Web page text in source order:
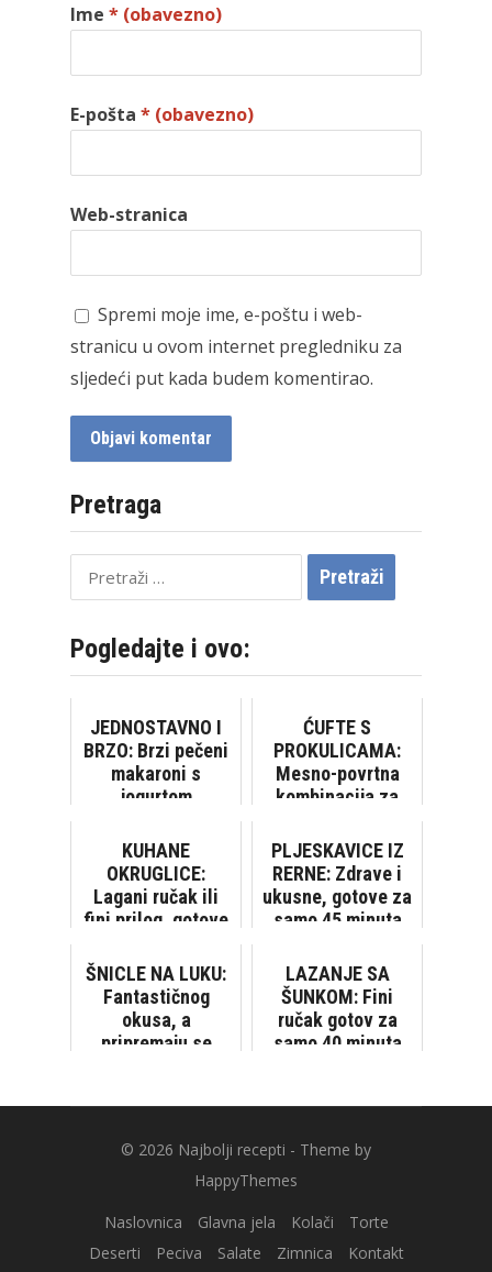
Ime * (obavezno)
E-pošta * (obavezno)
Web-stranica
Spremi moje ime, e-poštu i web-
stranicu u ovom internet pregledniku za
sljedeći put kada budem komentirao.
Pretraga
Pretraži:
Pogledajte i ovo:
JEDNOSTAVNO I
BRZO: Brzi pečeni
makaroni s
jogurtom
ĆUFTE S
PROKULICAMA:
Mesno-povrtna
kombinacija za
KUHANE
OKRUGLICE:
Lagani ručak ili
fini prilog, gotove
PLJESKAVICE IZ
RERNE: Zdrave i
ukusne, gotove za
samo 45 minuta
ŠNICLE NA LUKU:
Fantastičnog
okusa, a
pripremaju se
LAZANJE SA
ŠUNKOM: Fini
ručak gotov za
samo 40 minuta
© 2026 Najbolji recepti - Theme by
HappyThemes
Naslovnica
Glavna jela Kolači
Torte
Deserti
Peciva Salate Zimnica Kontakt